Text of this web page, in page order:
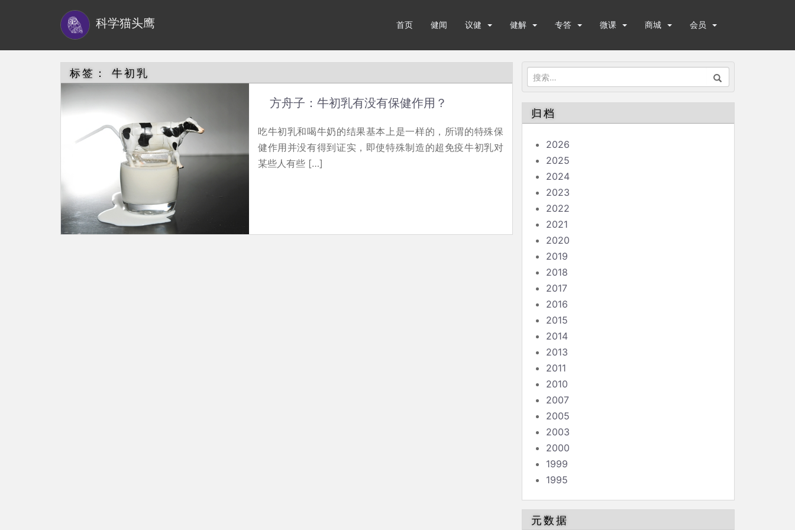
科学猫头鹰 首页 健闻 议健 健解 专答 微课 商城 会员
搜
索：
标签： 牛初乳
方舟子：牛初乳有没有保健作用？
吃牛初乳和喝牛奶的结果基本上是一样的，所谓的特殊保
健作用并没有得到证实，即使特殊制造的超免疫牛初乳对
某些人有些 […]
归档
2026
2025
2024
2023
2022
2021
2020
2019
2018
2017
2016
2015
2014
2013
2011
2010
2007
2005
2003
2000
1999
1995
元数据